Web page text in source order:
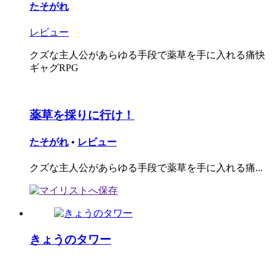
たそがれ
レビュー
クズな主人公があらゆる手段で薬草を手に入れる痛快
ギャグRPG
薬草を採りに行け！
たそがれ • レビュー
クズな主人公があらゆる手段で薬草を手に入れる痛...
きょうのタワー